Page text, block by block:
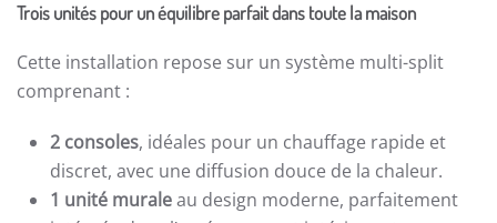
Trois unités pour un équilibre parfait dans toute la maison
Cette installation repose sur un système multi-split
comprenant :
2 consoles, idéales pour un chauffage rapide et
discret, avec une diffusion douce de la chaleur.
1 unité muraleau design moderne, parfaitement